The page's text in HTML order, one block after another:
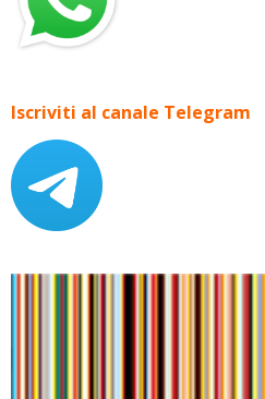
Iscriviti al canale Telegram